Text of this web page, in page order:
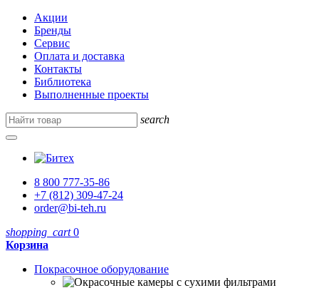
Акции
Бренды
Сервис
Оплата и доставка
Контакты
Библиотека
Выполненные проекты
search
8 800 777-35-86
+7 (812) 309-47-24
order@bi-teh.ru
shopping_cart 0
Корзина
Покрасочное оборудование